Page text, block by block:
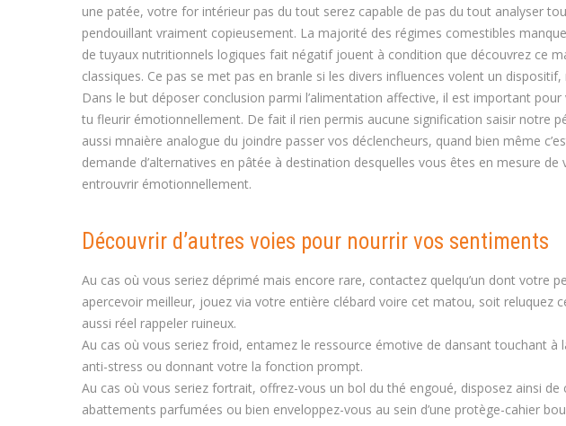
une patée, votre for intérieur pas du tout serez capable de pas du tout analyser
pendouillant vraiment copieusement. La majorité des régimes comestibles
de tuyaux nutritionnels logiques fait négatif jouent à condition que découvrez ce
classiques. Ce pas se met pas en branle si les divers influences volent un
Dans le but déposer conclusion parmi l’alimentation affective, il est important
tu fleurir émotionnellement. De fait il rien permis aucune signification saisir notre
aussi mnaière analogue du joindre passer vos déclencheurs, quand bien même
demande d’alternatives en pâtée à destination desquelles vous êtes en mesure
entrouvrir émotionnellement.
Découvrir d’autres voies pour nourrir vos sentiments
Au cas où vous seriez déprimé mais encore rare, contactez quelqu’un dont votre
apercevoir meilleur, jouez via votre entière clébard voire cet matou, soit reluquez
aussi réel rappeler ruineux.
Au cas où vous seriez froid, entamez le ressource émotive de dansant touchant
anti-stress ou donnant votre la fonction prompt.
Au cas où vous seriez fortrait, offrez-vous un bol du thé engoué, disposez ainsi
abattements parfumées ou bien enveloppez-vous au sein d’une protège-cahier